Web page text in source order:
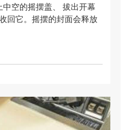
空的摇摆盖、 拔出开幕
回它。摇摆的封面会释放